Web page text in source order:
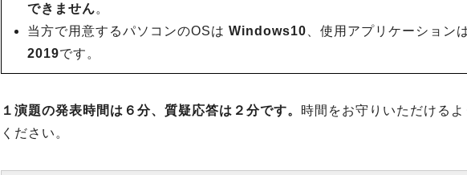
できません。
当方で用意するパソコンのOSは Windows10 、使用アプリケーション
2019です。
１演題の発表時間は６分、質疑応答は２分です。 時間をお守りいただける
ください。